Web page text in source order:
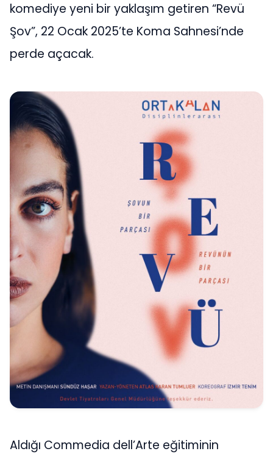
komediye yeni bir yaklaşım getiren “Revü
Şov”, 22 Ocak 2025’te Koma Sahnesi’nde
perde açacak.
Aldığı Commedia dell’Arte eğitiminin